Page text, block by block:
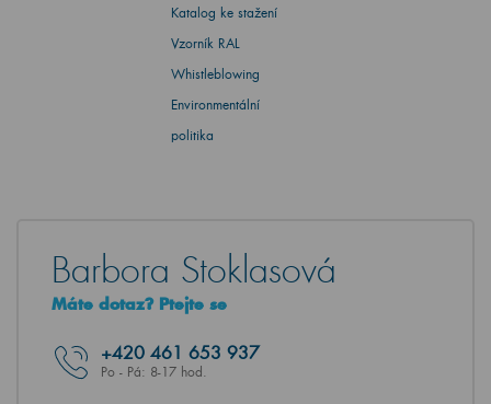
Katalog ke stažení
Vzorník RAL
Whistleblowing
Environmentální
politika
Barbora Stoklasová
Máte dotaz? Ptejte se
+420 461 653 937
Po - Pá: 8-17 hod.